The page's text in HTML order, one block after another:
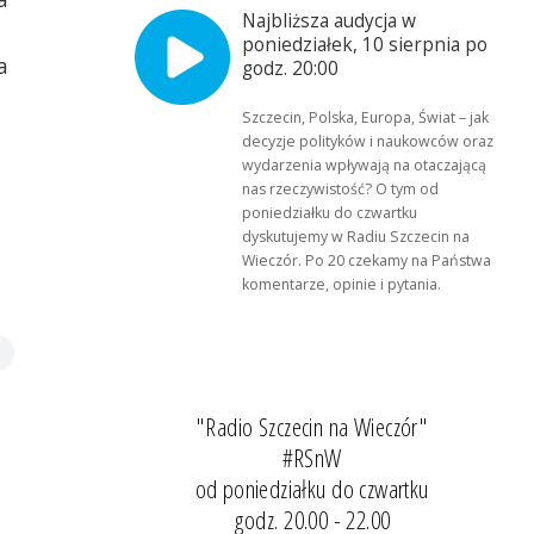
Najbliższa audycja w
poniedziałek, 10 sierpnia po
godz. 20:00
Szczecin, Polska, Europa, Świat – jak
decyzje polityków i naukowców oraz
wydarzenia wpływają na otaczającą
nas rzeczywistość? O tym od
poniedziałku do czwartku
dyskutujemy w Radiu Szczecin na
Wieczór. Po 20 czekamy na Państwa
komentarze, opinie i pytania.
"Radio Szczecin na Wieczór"
#RSnW
od poniedziałku do czwartku
godz. 20.00 - 22.00